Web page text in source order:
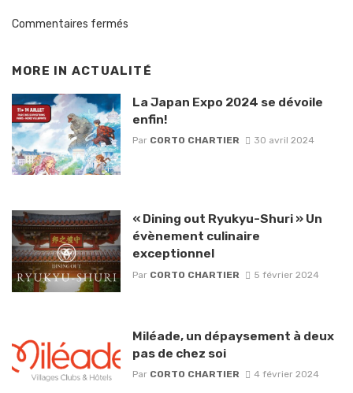
Commentaires fermés
MORE IN ACTUALITÉ
La Japan Expo 2024 se dévoile
enfin!
Par CORTO CHARTIER 30 avril 2024
« Dining out Ryukyu-Shuri » Un
évènement culinaire
exceptionnel
Par CORTO CHARTIER 5 février 2024
Miléade, un dépaysement à deux
pas de chez soi
Par CORTO CHARTIER 4 février 2024